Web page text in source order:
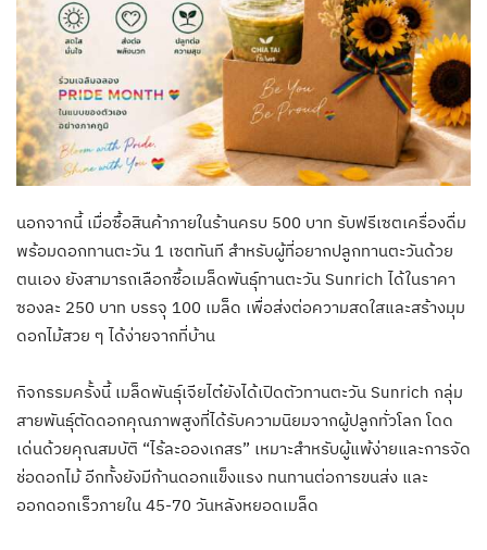
นอกจากนี้ เมื่อซื้อสินค้าภายในร้านครบ 500 บาท รับฟรีเซตเครื่องดื่ม
พร้อมดอกทานตะวัน 1 เซตทันที สำหรับผู้ที่อยากปลูกทานตะวันด้วย
ตนเอง ยังสามารถเลือกซื้อเมล็ดพันธุ์ทานตะวัน Sunrich ได้ในราคา
ซองละ 250 บาท บรรจุ 100 เมล็ด เพื่อส่งต่อความสดใสและสร้างมุม
ดอกไม้สวย ๆ ได้ง่ายจากที่บ้าน
กิจกรรมครั้งนี้ เมล็ดพันธุ์เจียไต๋ยังได้เปิดตัวทานตะวัน Sunrich กลุ่ม
สายพันธุ์ตัดดอกคุณภาพสูงที่ได้รับความนิยมจากผู้ปลูกทั่วโลก โดด
เด่นด้วยคุณสมบัติ “ไร้ละอองเกสร” เหมาะสำหรับผู้แพ้ง่ายและการจัด
ช่อดอกไม้ อีกทั้งยังมีก้านดอกแข็งแรง ทนทานต่อการขนส่ง และ
ออกดอกเร็วภายใน 45-70 วันหลังหยอดเมล็ด